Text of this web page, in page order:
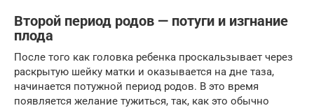
Второй период родов — потуги и изгнание
плода
После того как головка ребенка проскальзывает через
раскрытую шейку матки и оказывается на дне таза,
начинается потужной период родов. В это время
появляется желание тужиться, так, как это обычно